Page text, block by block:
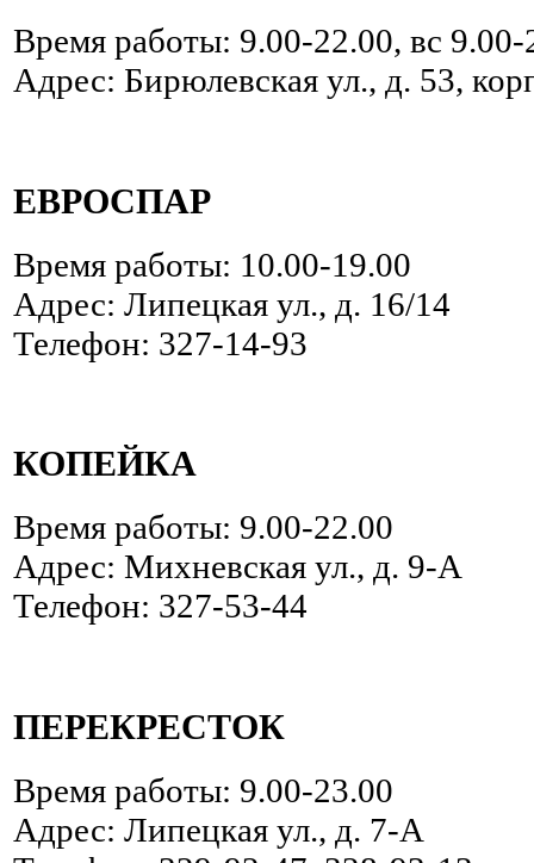
Время работы: 9.00-22.00, вс 9.00-
Адрес: Бирюлевская ул., д. 53,
ЕВРОСПАР
Время работы: 10.00-19.00
Адрес: Липецкая ул., д. 16/14
Телефон: 327-14-93
КОПЕЙКА
Время работы: 9.00-22.00
Адрес: Михневская ул., д. 9-А
Телефон: 327-53-44
ПЕРЕКРЕСТОК
Время работы: 9.00-23.00
Адрес: Липецкая ул., д. 7-А